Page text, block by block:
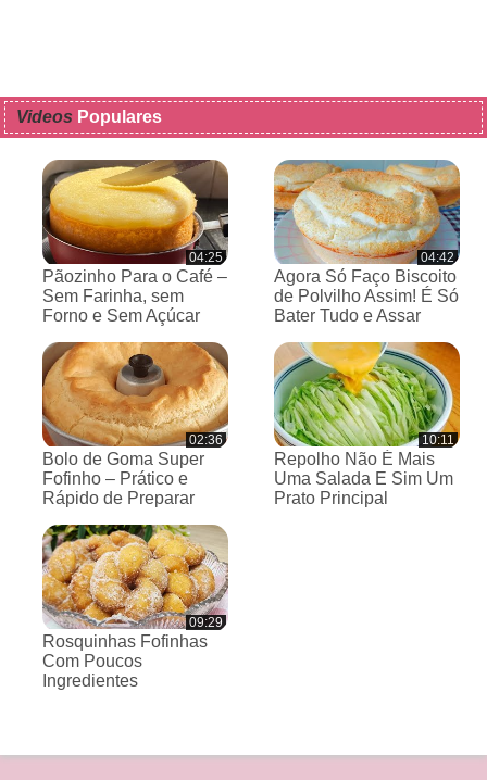
Videos Populares
04:25
Pãozinho Para o Café –
Sem Farinha, sem
Forno e Sem Açúcar
04:42
Agora Só Faço Biscoito
de Polvilho Assim! É Só
Bater Tudo e Assar
02:36
Bolo de Goma Super
Fofinho – Prático e
Rápido de Preparar
10:11
Repolho Não É Mais
Uma Salada E Sim Um
Prato Principal
09:29
Rosquinhas Fofinhas
Com Poucos
Ingredientes